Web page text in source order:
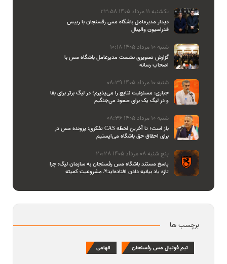
یکشنبه 11 مرداد 1405 23:58
دیدار مدیرعامل باشگاه مس رفسنجان با رییس
فدراسیون والیبال
شنبه 10 مرداد 1405 10:18
گزارش تصویری نشست مدیرعامل باشگاه مس با
اصحاب رسانه
شنبه 10 مرداد 1405 08:39
جباری: مسئولیت نتایج را می‌پذیرم؛ در لیگ برتر برای بقا
و در لیگ یک برای صعود می‌جنگیم
شنبه 10 مرداد 1405 08:36
تفکری: پرونده مس در CAS باز است؛ تا آخرین لحظه
برای احقاق حق باشگاه می‌ایستیم
پنج شنبه 08 مرداد 1405 20:28
پاسخ مستند باشگاه مس رفسنجان به سازمان لیگ: چرا
تازه یاد بیانیه دادن افتاده‌اید؟/ مشروعیت کمیته
برچسب ها
تیم فوتبال مس رفسنجان الهامی